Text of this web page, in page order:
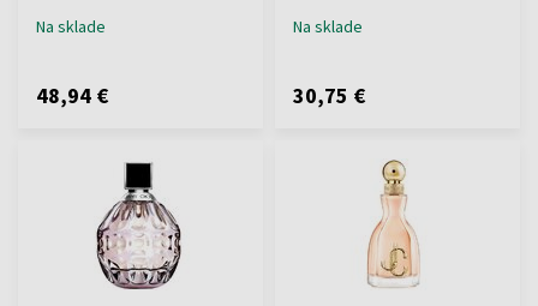
Na sklade
48,94 €
Na sklade
30,75 €